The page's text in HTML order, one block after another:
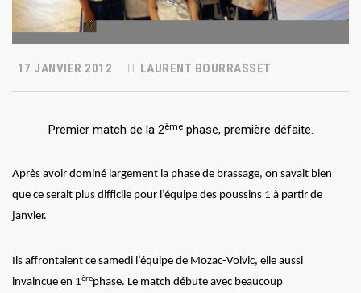
17 JANVIER 2012 LAURENT BOURRASSET
Premier match de la 2èmephase, première défaite.
Après avoir dominé largement la phase de brassage, on savait bien
que ce serait plus difficile pour l’équipe des poussins 1 à partir de
janvier.
Ils affrontaient ce samedi l’équipe de Mozac-Volvic, elle aussi
invaincue en 1èrephase. Le match débute avec beaucoup